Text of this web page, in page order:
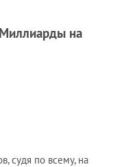
Миллиарды на
судя по всему, на